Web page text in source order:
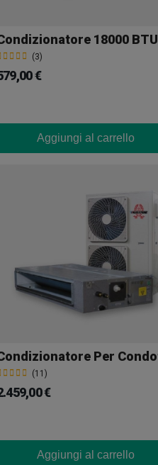
18000 BTU
(3)
€
Aggiungi al carrello
(11)
€
Aggiungi al carrello